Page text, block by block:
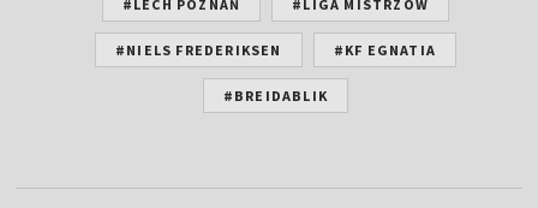
#LECH POZNAŃ #LIGA MISTRZÓW
#NIELS FREDERIKSEN #KF EGNATIA
#BREIDABLIK